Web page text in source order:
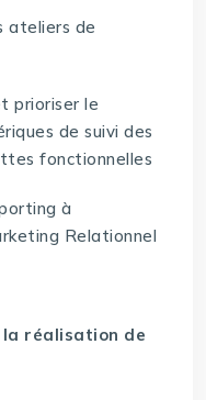
ateliers de
prioriser le
de suivi des
fonctionnelles
à
Relationnel
la réalisation de